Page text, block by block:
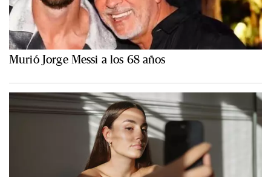
Murió Jorge Messi a los 68 años